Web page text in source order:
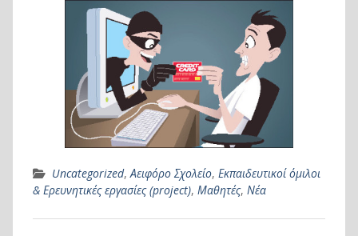
Uncategorized,Αειφόρο Σχολείο, Εκπαιδευτικοί όμιλοι
& Ερευνητικές εργασίες (project), Μαθητές, Νέα